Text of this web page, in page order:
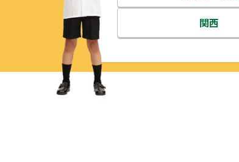
北海道
関西